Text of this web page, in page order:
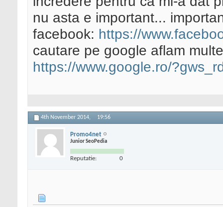
nu asta e important...
facebook: https://
cautare pe google aflam
https://www.google.ro/
4th November 2014, 19:56
Promo4net
Junior SeoPedia
Reputatie: 0